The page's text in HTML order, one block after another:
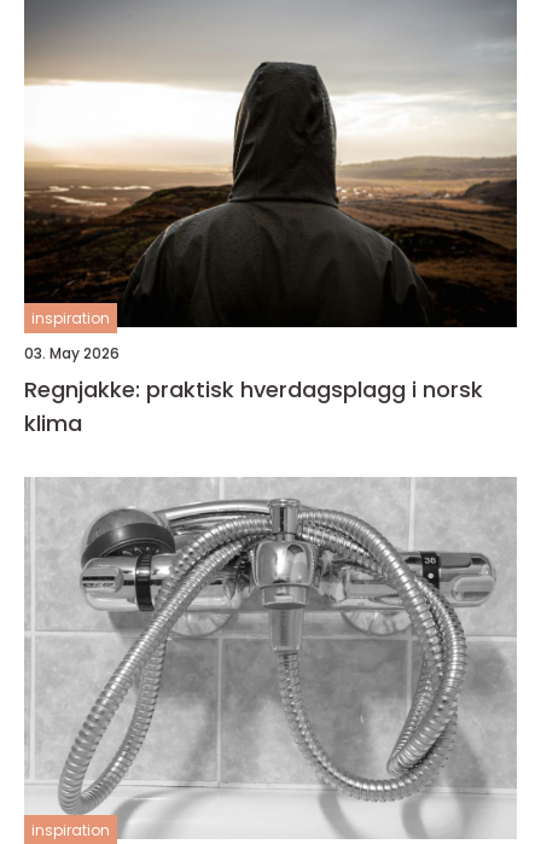
inspiration
03. May 2026
Regnjakke: praktisk hverdagsplagg i norsk
klima
inspiration